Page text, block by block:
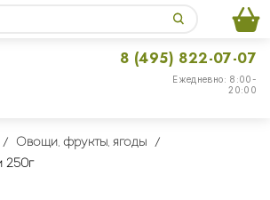
Ежедневно: 8:00-
20:00
8 (495) 822-07-07
Овощи, фрукты, ягоды
250г